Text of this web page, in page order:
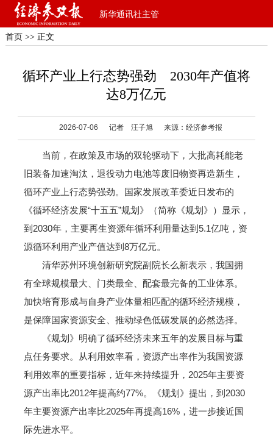
新华通讯社主管
首页 >> 正文
循环产业上行态势强劲 2030年产值将
达8万亿元
2026-07-06 记者 汪子旭 来源：经济参考报
当前，在政策及市场的双轮驱动下，大批高耗能老
旧装备加速淘汰，退役动力电池等废旧物资再造新生，
循环产业上行态势强劲。国家发展改革委近日发布的
《循环经济发展“十五五”规划》（简称《规划》）显示，
到2030年，主要再生资源年循环利用量达到5.1亿吨，资
源循环利用产业产值达到8万亿元。
清华苏州环境创新研究院副院长么新表示，我国拥
有全球规模最大、门类最全、配套最完备的工业体系。
加快培育形成与自身产业体量相匹配的循环经济规模，
是保障国家资源安全、推动绿色低碳发展的必然选择。
《规划》明确了循环经济未来五年的发展目标与重
点任务要求。从利用效率看，资源产出率作为我国资源
利用效率的重要指标，近年来持续提升，2025年主要资
源产出率比2012年提高约77%。《规划》提出，到2030
年主要资源产出率比2025年再提高16%，进一步接近国
际先进水平。